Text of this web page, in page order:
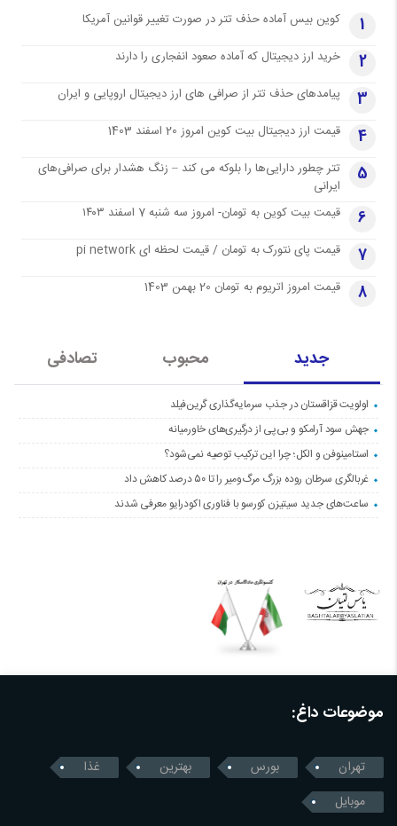
1 کوین بیس آماده حذف تتر در صورت تغییر قوانین آمریکا
2 خرید ارز دیجیتال که آماده صعود انفجاری را دارند
3 پیامدهای حذف تتر از صرافی های ارز دیجیتال اروپایی و ایران
4 قیمت ارز دیجیتال بیت کوین امروز 20 اسفند 1403
5
تتر چطور دارایی‌ها را بلوکه می کند – زنگ هشدار برای صرافی‌های
ایرانی
6 قیمت بیت کوین به تومان- امروز سه شنبه 7 اسفند ۱۴۰۳
7 قیمت پای نتورک به تومان / قیمت لحظه ای pi network
8 قیمت امروز اتریوم به تومان 20 بهمن 1403
جدید محبوب تصادفی
اولویت قزاقستان در جذب سرمایه‌گذاری گرین‌فیلد
جهش سود آرامکو و بی‌پی از درگیری‌های خاورمیانه
استامینوفن و الکل؛ چرا این ترکیب توصیه نمی‌شود؟
غربالگری سرطان روده بزرگ مرگ‌ومیر را تا ۵۰ درصد کاهش داد
ساعت‌های جدید سیتیزن کورسو با فناوری اکودرایو معرفی شدند
موضوعات داغ:
تهران بورس بهترین
غذا
موبایل